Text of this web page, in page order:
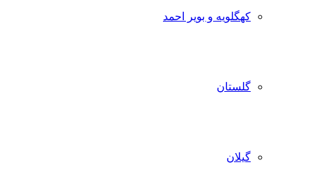
کهگلویه و بویر احمد
گلستان
گیلان